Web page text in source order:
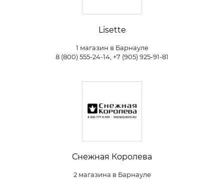
Lisette
1 магазин в Барнауле
8 (800) 555-24-14, +7 (905) 925-91-81
Снежная Королева
2 магазина в Барнауле